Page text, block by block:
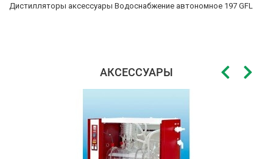
Дистилляторы аксессуары Водоснабжение автономное 197 GFL
АКСЕССУАРЫ